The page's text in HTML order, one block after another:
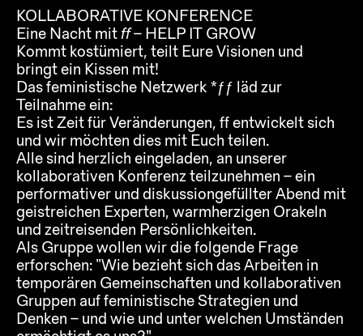
KOLLABORATIVE KONFERENCE
Eine Nacht mit ff– HELP IT GROW
Kommt kostümiert, teilt Eure Visionen und
bringt ein Kissen mit!
Das feministische Netzwerk *ƒƒ läd zur
Teilnahme ein:
Es ist Zeit für Veränderungen, ff entwickelt sich
und wir möchten dies mit Euch teilen.
Alle sind herzlich eingeladen, an unserer
kollaborativen Konferenz teilzunehmen – ein
performativer und diskussiongefüllter Abend mit
geistreichen Experten, warmherzigen Orakeln
und zeitreisenden Persönlichkeiten.
Als Gruppe wollen wir die folgende Frage
erforschen: “Wie bezieht sich das Arbeiten in
temporären Gemeinschaften und kollaborativen
Gruppen auf feministische Strategien und
Denken – und wie und unter welchen Umständen